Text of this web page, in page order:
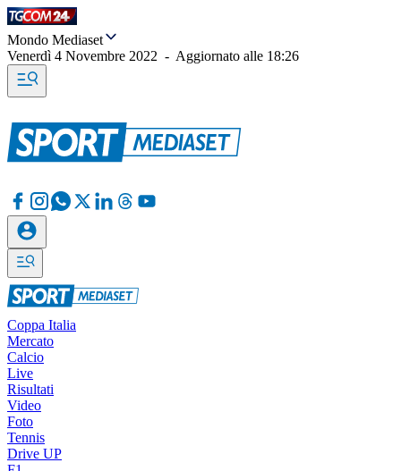
Mondo Mediaset
Venerdì 4 Novembre 2022 - Aggiornato alle 18:26
Coppa Italia
Mercato
Calcio
Live
Risultati
Video
Foto
Tennis
Drive UP